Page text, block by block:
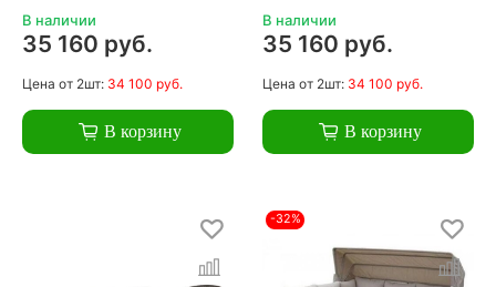
В наличии
35 160 руб.
Цена от 2шт: 34 100 руб.
В корзину
В наличии
35 160 руб.
Цена от 2шт: 34 100 руб.
В корзину
-32%